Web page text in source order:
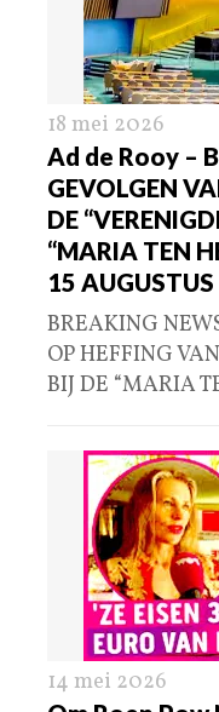
18 mei 2026
Ad de Rooy –
GEVOLGEN
DE
“MARIA TEN
15
BREAKING
OP HEFFING
BIJ DE “MARIA
14 mei 2026